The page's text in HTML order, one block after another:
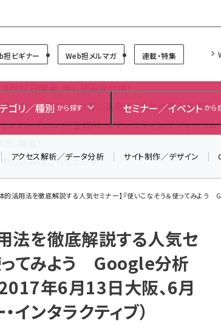
担ビギナー Web担メルマガ 連載・特集
ゴリ／種別 から探す セミナー／イベント から
アクセス解析／データ分析 サイト制作／デザイン
的活用法を徹底解説する人気セミナー】『使いこなそう＆使ってみよ
法を徹底解説する人気セ
ってみよう Google分析
年6月13日大阪、6月
インタラクティブ）
27日開催、申し込み受付中！ ／
」開催！
込みはこちらから▼